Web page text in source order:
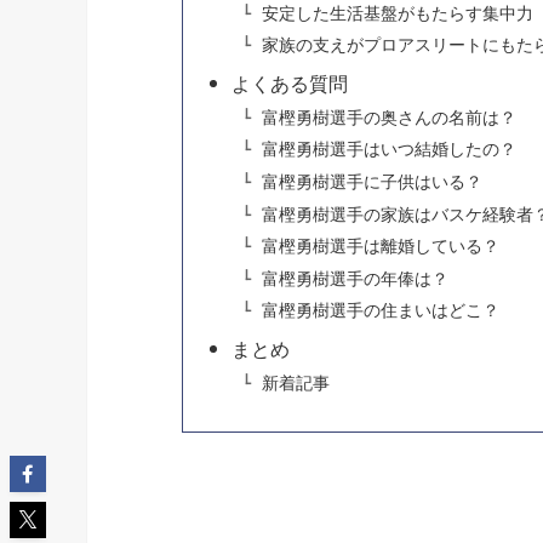
安定した生活基盤がもたらす集中力
家族の支えがプロアスリートにもた
よくある質問
富樫勇樹選手の奥さんの名前は？
富樫勇樹選手はいつ結婚したの？
富樫勇樹選手に子供はいる？
富樫勇樹選手の家族はバスケ経験者
富樫勇樹選手は離婚している？
富樫勇樹選手の年俸は？
富樫勇樹選手の住まいはどこ？
まとめ
新着記事